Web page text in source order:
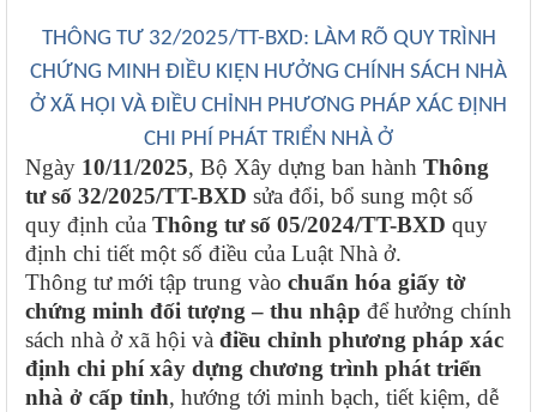
THÔNG TƯ 32/2025/TT-BXD: LÀM RÕ QUY TRÌNH
CHỨNG MINH ĐIỀU KIỆN HƯỞNG CHÍNH SÁCH NHÀ
Ở XÃ HỘI VÀ ĐIỀU CHỈNH PHƯƠNG PHÁP XÁC ĐỊNH
CHI PHÍ PHÁT TRIỂN NHÀ Ở
Ngày 10/11/2025, Bộ Xây dựng ban hành Thông
tư số 32/2025/TT-BXD sửa đổi, bổ sung một số
quy định của Thông tư số 05/2024/TT-BXD quy
định chi tiết một số điều của Luật Nhà ở.
Thông tư mới tập trung vào chuẩn hóa giấy tờ
chứng minh đối tượng – thu nhập để hưởng chính
sách nhà ở xã hội và điều chỉnh phương pháp xác
định chi phí xây dựng chương trình phát triển
nhà ở cấp tỉnh, hướng tới minh bạch, tiết kiệm, dễ